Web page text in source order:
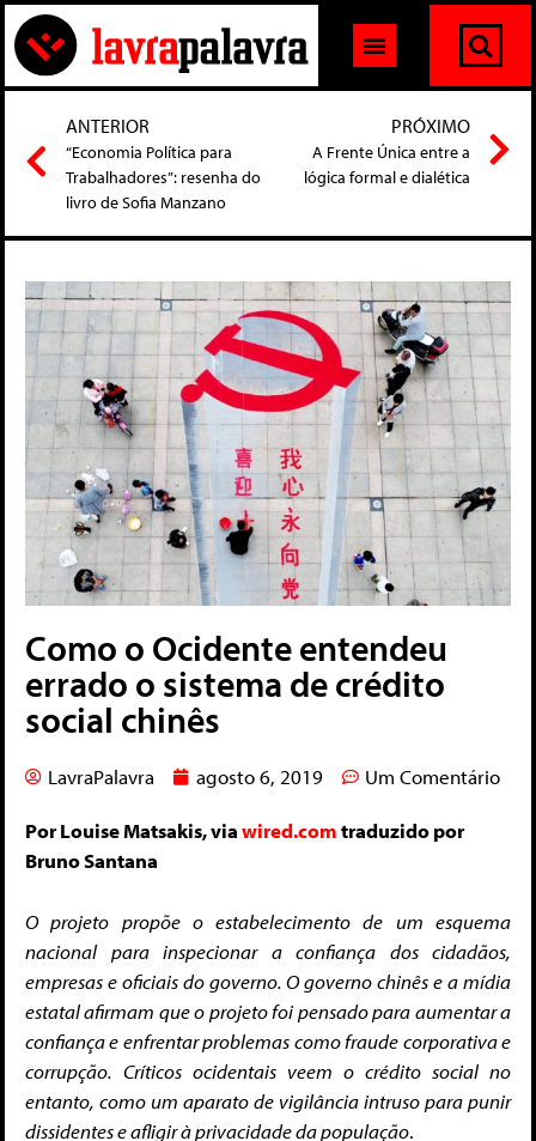
ANTERIOR
“Economia Política para
Trabalhadores”: resenha do
livro de Sofia Manzano
PRÓXIMO
A Frente Única entre a
lógica formal e dialética
Como o Ocidente entendeu
errado o sistema de crédito
social chinês
LavraPalavra agosto 6, 2019 Um Comentário
Por Louise Matsakis, viawired.comtraduzido por
Bruno Santana
O projeto propõe o estabelecimento de um esquema
nacional para inspecionar a confiança dos cidadãos,
empresas e oficiais do governo. O governo chinês e a mídia
estatal afirmam que o projeto foi pensado para aumentar a
confiança e enfrentar problemas como fraude corporativa e
corrupção. Críticos ocidentais veem o crédito social no
entanto, como um aparato de vigilância intruso para punir
dissidentes e afligir à privacidade da população.